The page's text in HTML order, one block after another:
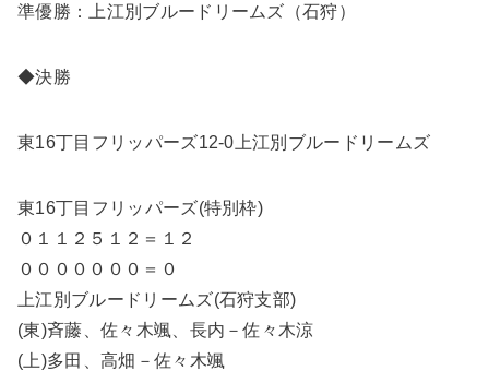
準優勝：上江別ブルードリームズ（石狩）
◆決勝
東16丁目フリッパーズ12-0上江別ブルードリームズ
東16丁目フリッパーズ(特別枠)
０１１２５１２＝１２
０００００００＝０
上江別ブルードリームズ(石狩支部)
(東)斉藤、佐々木颯、長内－佐々木涼
(上)多田、高畑－佐々木颯